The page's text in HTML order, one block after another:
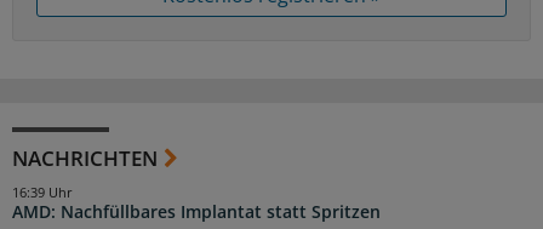
NACHRICHTEN
AMD: Nachfüllbares Implantat statt Spritzen
16:39 Uhr